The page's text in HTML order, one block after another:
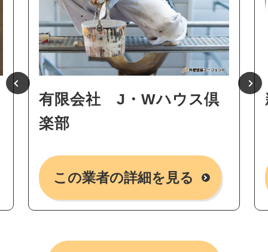
有限会社 J・Wハウス倶
楽部
この業者の詳細を見る